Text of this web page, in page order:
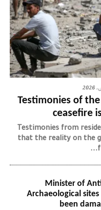
Testimonies of
ceasefire
Testimonies from
that the reality on the
Minister of
Archaeological sites
been